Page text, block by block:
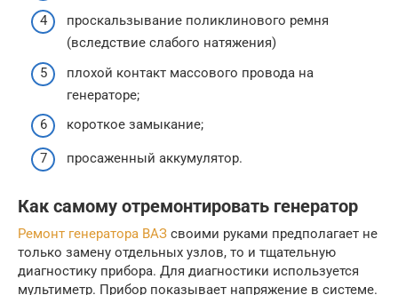
проскальзывание поликлинового ремня
(вследствие слабого натяжения)
плохой контакт массового провода на
генераторе;
короткое замыкание;
просаженный аккумулятор.
Как самому отремонтировать генератор
Ремонт генератора ВАЗ своими руками предполагает не
только замену отдельных узлов, то и тщательную
диагностику прибора. Для диагностики используется
мультиметр. Прибор показывает напряжение в системе.